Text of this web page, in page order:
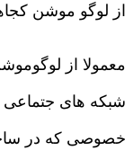
از لوگو موشن
معمولا از
شبکه های
خصوصی که در